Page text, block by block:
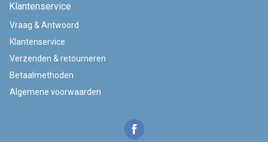
Klantenservice
Vraag & Antwoord
Klantenservice
Verzenden & retourneren
Betaalmethoden
Algemene voorwaarden